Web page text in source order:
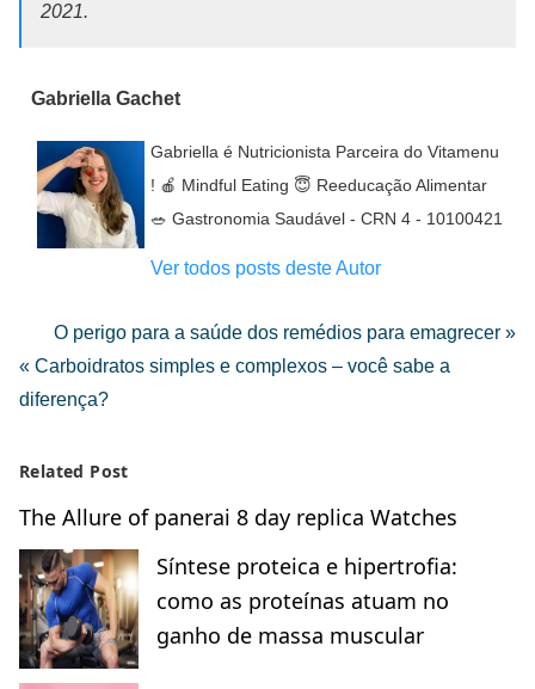
2021.
Gabriella Gachet
Gabriella é Nutricionista Parceira do Vitamenu
! 🍎 Mindful Eating 😇 Reeducação Alimentar
🥗 Gastronomia Saudável - CRN 4 - 10100421
Ver todos posts deste Autor
O perigo para a saúde dos remédios para emagrecer »
« Carboidratos simples e complexos – você sabe a
diferença?
Related Post
The Allure of panerai 8 day replica Watches
Síntese proteica e hipertrofia:
como as proteínas atuam no
ganho de massa muscular